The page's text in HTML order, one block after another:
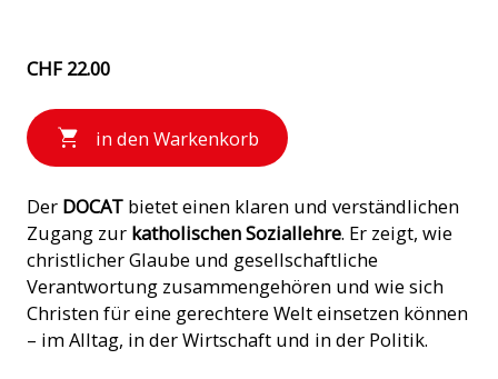
CHF 22.00
in den Warkenkorb
Der DOCAT bietet einen klaren und verständlichen
Zugang zur katholischen Soziallehre. Er zeigt, wie
christlicher Glaube und gesellschaftliche
Verantwortung zusammengehören und wie sich
Christen für eine gerechtere Welt einsetzen können
– im Alltag, in der Wirtschaft und in der Politik.